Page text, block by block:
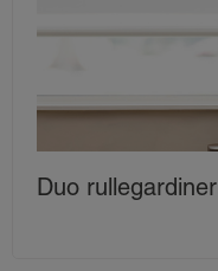
Duo rullegardiner